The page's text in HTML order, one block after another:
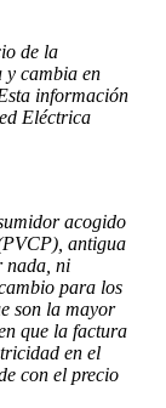
de la
y cambia en
información
Eléctrica
acogido
antigua
nada, ni
para los
son la mayor
que la factura
en el
con el precio